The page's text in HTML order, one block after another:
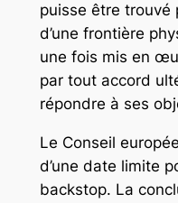
puisse être trouvé
d’une frontière
une fois mis en
par tout accord
répondre à ses
Le Conseil
d’une date limite
backstop. La